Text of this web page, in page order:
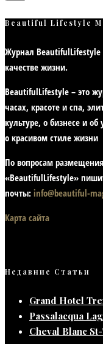
Beautiful Lifestyle
Журнал BeautifulLifestyle
качестве жизни.
BeautifulLifestyle – это
часах, красоте и спа,
культуре, о бизнесе и
о красивом стиле жизни
По вопросам
«BeautifulLifestyle»
почты: info@beautiful-
Карта сайта
Недавние Статьи
Grand Hotel
Passalacqua
Cheval Blanc